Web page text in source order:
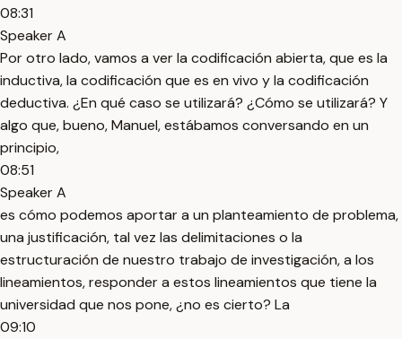
08:31
Speaker A
Por otro lado, vamos a ver la codificación abierta, que es la
inductiva, la codificación que es en vivo y la codificación
deductiva. ¿En qué caso se utilizará? ¿Cómo se utilizará? Y
algo que, bueno, Manuel, estábamos conversando en un
principio,
08:51
Speaker A
es cómo podemos aportar a un planteamiento de problema,
una justificación, tal vez las delimitaciones o la
estructuración de nuestro trabajo de investigación, a los
lineamientos, responder a estos lineamientos que tiene la
universidad que nos pone, ¿no es cierto? La
09:10